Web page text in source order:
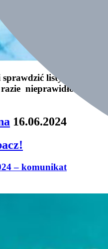
listy startowe
nieprawidłowości
16.06.2024
– komunikat